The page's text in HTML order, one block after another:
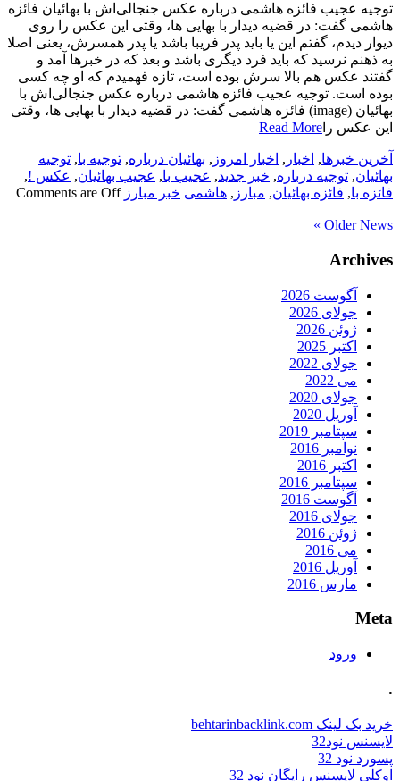
توجیه عجیب فائزه هاشمی درباره عکس جنجالی‌اش با بهائیان فائزه
هاشمی گفت: در قضیه دیدار با بهایی ها، وقتی این عکس را روی
دیوار دیدم، گفتم این یا باید پدر فریبا باشد یا پدر همسرش، یعنی اصلا
به ذهنم نرسید که باید فرد دیگری باشد و بعد که در خبرها آمد و
گفتند عکس هم بالا سرش بوده است، تازه فهمیدم که او چه کسی
بوده است. توجیه عجیب فائزه هاشمی درباره عکس جنجالی‌اش با
بهائیان (image) فائزه هاشمی گفت: در قضیه دیدار با بهایی ها، وقتی
این عکس را Read More
آخرین خبرها, اخبار , اخبار امروز , بهائیان درباره, توجیه با, توجیه
بهائیان, توجیه درباره, خبر جدید, عجیب با, عجیب بهائیان, عکس !,
فائزه با, فائزه بهائیان, مبارز , هاشمی خبر مبارز Comments are Off
Older News »
Archives
آگوست 2026
جولای 2026
ژوئن 2026
اکتبر 2025
جولای 2022
می 2022
جولای 2020
آوریل 2020
سپتامبر 2019
نوامبر 2016
اکتبر 2016
سپتامبر 2016
آگوست 2016
جولای 2016
ژوئن 2016
می 2016
آوریل 2016
مارس 2016
Meta
ورود
.
خرید بک لینک behtarinbacklink.com
لایسنس نود32
پسورد نود 32
اوکلی لایسنس رایگان نود 32